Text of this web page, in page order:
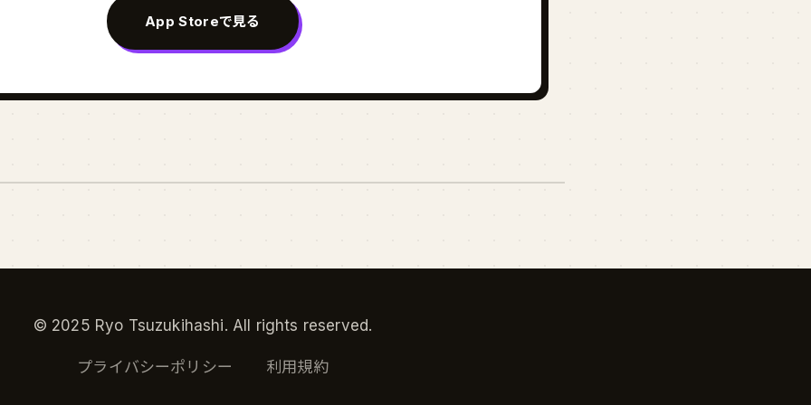
App Storeで見る
© 2025 Ryo Tsuzukihashi. All rights reserved.
プライバシーポリシー 利用規約